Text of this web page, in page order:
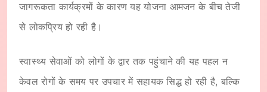
जागरूकता कार्यक्रमों के कारण यह योजना आमजन के बीच तेजी
से लोकप्रिय हो रही है।
स्वास्थ्य सेवाओं को लोगों के द्वार तक पहुंचाने की यह पहल न
केवल रोगों के समय पर उपचार में सहायक सिद्ध हो रही है, बल्कि